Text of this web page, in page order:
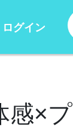
ログイン
感×プ